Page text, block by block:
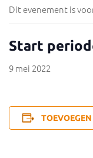
Dit evenement is
Start
9 mei 2022